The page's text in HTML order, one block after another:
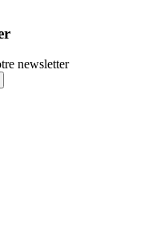
newsletter